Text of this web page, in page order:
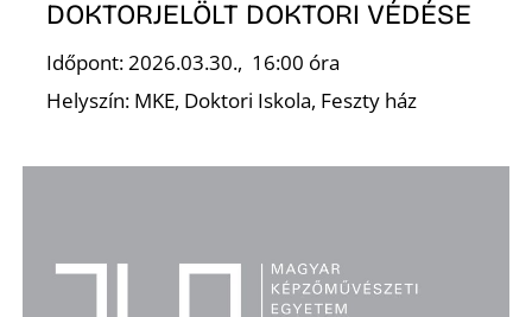
DOKTORJELÖLT DOKTORI VÉDÉSE
Időpont: 2026.03.30., 16:00 óra
Helyszín: MKE, Doktori Iskola, Feszty ház